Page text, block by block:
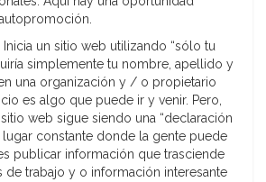
Inicia un sitio web utilizando “sólo tu
simplemente tu nombre, apellido y
una organización y / o propietario
es algo que puede ir y venir. Pero,
web sigue siendo una “declaración
lugar constante donde la gente puede
publicar información que trasciende
de trabajo y o información interesante